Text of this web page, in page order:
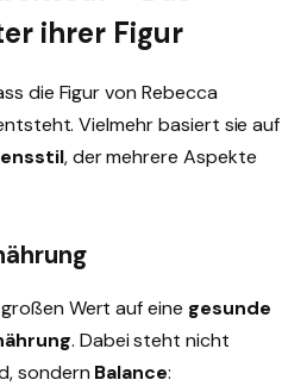
ihrer Figur
die Figur von Rebecca
Vielmehr basiert sie auf
, der mehrere Aspekte
Wert auf eine gesunde
. Dabei steht nicht
sondern Balance: